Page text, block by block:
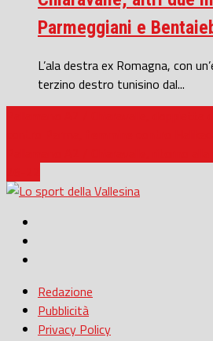
Parmeggiani e
L’ala destra ex Romagna, con
terzino destro tunisino dal...
Redazione
Pubblicità
Privacy Policy